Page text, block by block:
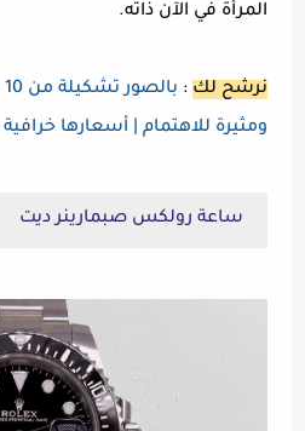
المرأة في الآن ذاته.
نرشح لك :
ومثيرة للاهتمام | أسعارها خرافية
ساعة رولكس صبمارينر ديت